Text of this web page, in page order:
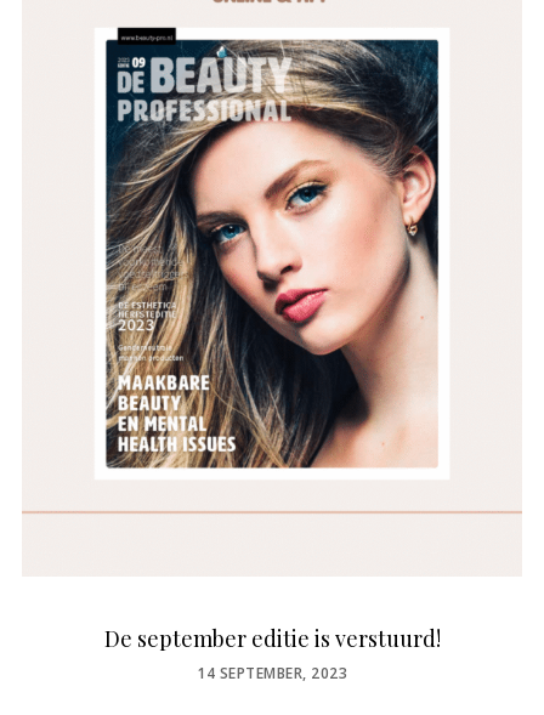
De september editie is verstuurd!
POSTED
14 SEPTEMBER, 2023